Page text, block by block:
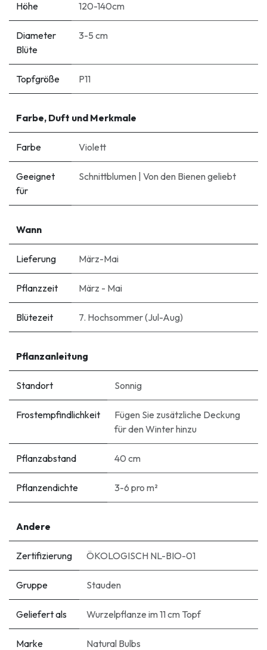
Höhe 120-140cm
Diameter
Blüte
3-5 cm
Topfgröße P11
Farbe, Duft und Merkmale
Farbe Violett
Geeignet
für
Schnittblumen | Von den Bienen geliebt
Wann
Lieferung März-Mai
Pflanzzeit März - Mai
Blütezeit 7. Hochsommer (Jul-Aug)
Pflanzanleitung
Standort Sonnig
Frostempfindlichkeit
Fügen Sie zusätzliche Deckung
für den Winter hinzu
Pflanzabstand 40 cm
Pflanzendichte 3-6 pro m²
Andere
Zertifizierung ÖKOLOGISCH NL-BIO-01
Gruppe Stauden
Geliefert als Wurzelpflanze im 11 cm Topf
Marke Natural Bulbs